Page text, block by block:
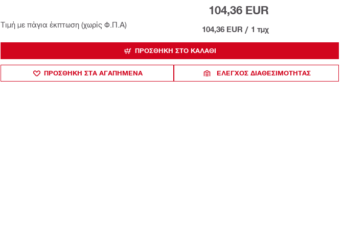
Τιμή με πάγια έκπτωση (χωρίς Φ.Π.Α)
104,36 EUR
104,36 EUR / 1 τμχ
ΠΡΟΣΘΉΚΗ ΣΤΟ ΚΑΛΆΘΙ
ΠΡΟΣΘΗΚΗ ΣΤΑ ΑΓΑΠΗΜΕΝΑ ΈΛΕΓΧΟΣ ΔΙΑΘΕΣΙΜΌΤΗΤΑΣ